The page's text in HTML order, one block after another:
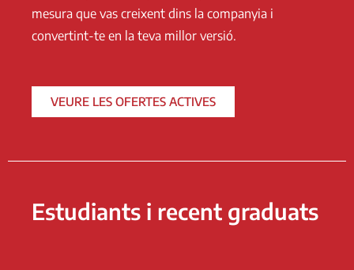
mesura que vas creixent dins la companyia i
convertint-te en la teva millor versió.
VEURE LES OFERTES ACTIVES
Estudiants i recent graduats